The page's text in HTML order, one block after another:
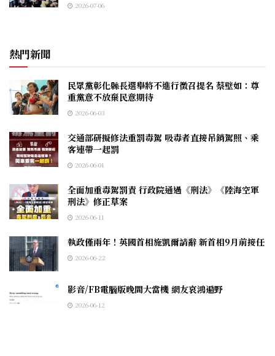
2026-07-06
熱門新聞
民眾黨彰化縣長選舉將不進行徵召提名 蔡壁如：尊
重黨意不放棄民意期待
2026-06-03
交通部研擬修法重罰毒駕 吸毒者直接吊銷駕照、乘
客連帶一起罰
2026-06-01
全面加重毒駕罰責 行政院通過《刑法》《陸海空軍
刑法》修正草案
2026-06-11
執政僅兩年！英國首相施凱爾請辭 新首相9月前接任
2026-06-22
影音/FB電腦版晚間大當機 網友哀鴻遍野
2026-06-12